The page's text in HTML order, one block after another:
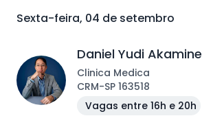
Sexta-feira, 04 de setembro
Daniel Yudi Akamine
Clinica Medica
CRM-SP 163518
Vagas entre 16h e 20h